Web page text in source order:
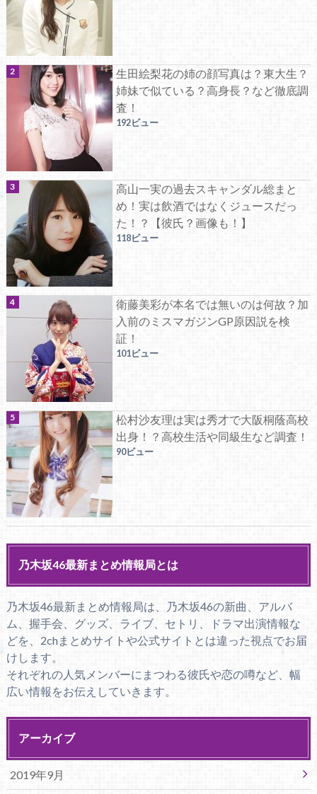
生田絵梨花の姉の顔写真は？東大生？
姉妹で似ている？高身長？など徹底調
査！
192ビュー
高山一実の過去スキャンダル総まと
め！実は飲酒ではなくジュースだっ
た！？【彼氏？画像も！】
118ビュー
衛藤美彩が本名では無いのは何故？加
入前のミスマガジンGP原因説を検
証！
101ビュー
松村沙友理は実は秀才で大阪桐蔭高校
出身！？高校生活や同級生など調査！
90ビュー
乃木坂46最新まとめ情報局とは
乃木坂46最新まとめ情報局は、乃木坂46の新曲、アルバ
ム、握手会、グッズ、ライブ、セトリ、ドラマ出演情報な
どを、2chまとめサイトや公式サイトとは違った視点でお届
けします。
それぞれの人気メンバーにまつわる彼氏や恋の噂など、幅
広い情報をお伝えしていきます。
アーカイブ
2019年9月